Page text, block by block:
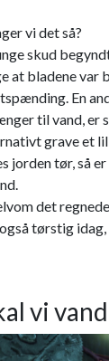
vi det så?
skud
at bladene var
En
til vand, er
grave et
jorden tør, så
det
tørstig
vi